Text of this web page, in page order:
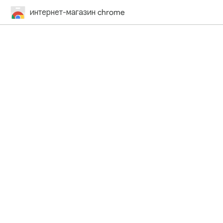
интернет-магазин chrome